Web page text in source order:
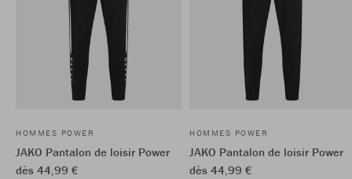
HOMMES POWER
JAKO Pantalon de loisir Power
dès 44,99 €
HOMMES POWER
JAKO Pantalon de loisir Power
dès 44,99 €